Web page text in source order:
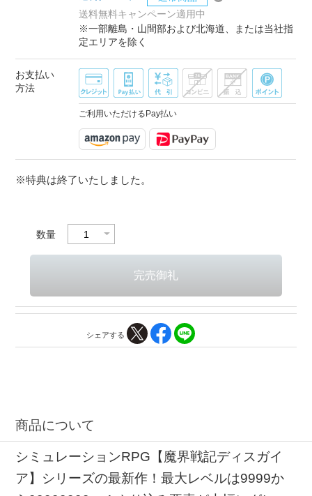
送料無料キャンペーン適用中
※一部離島・山間部および北海道、または当社指
定エリアを除く
お支払い
方法
ご利用いただけるPay払い
※特典は終了いたしました。
数量
シェアする
商品について
シミュレーションRPG【魔界戦記ディスガイ
ア】シリーズの最新作！最大レベルは9999か